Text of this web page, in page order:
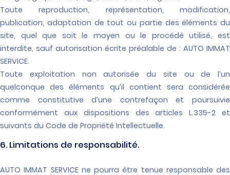
Toute reproduction, représentation, modification,
publication, adaptation de tout ou partie des éléments du
site, quel que soit le moyen ou le procédé utilisé, est
interdite, sauf autorisation écrite préalable de : AUTO IMMAT
SERVICE.
Toute exploitation non autorisée du site ou de l’un
quelconque des éléments qu’il contient sera considérée
comme constitutive d’une contrefaçon et poursuivie
conformément aux dispositions des articles L.335-2 et
suivants du Code de Propriété Intellectuelle.
6. Limitations de responsabilité.
AUTO IMMAT SERVICE ne pourra être tenue responsable des